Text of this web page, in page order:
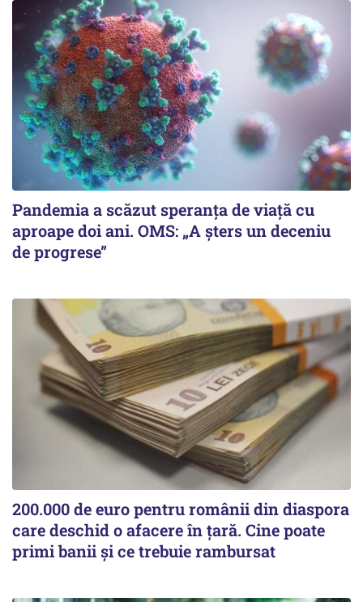
Pandemia a scăzut speranţa de viaţă cu
aproape doi ani. OMS: „A şters un deceniu
de progrese”
200.000 de euro pentru românii din diaspora
care deschid o afacere în țară. Cine poate
primi banii și ce trebuie rambursat